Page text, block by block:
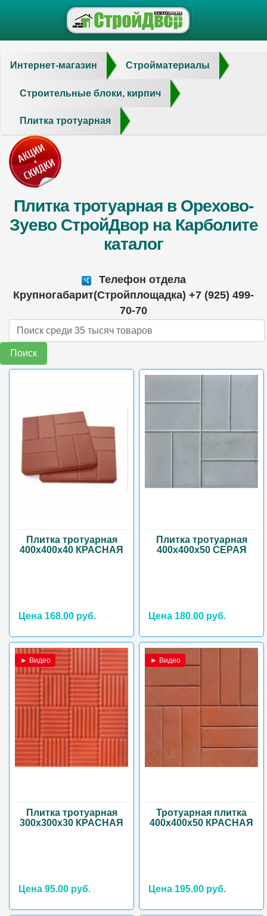
Интернет-магазин Стройматериалы
Строительные блоки, кирпич
Плитка тротуарная
Плитка тротуарная в Орехово-
Зуево СтройДвор на Карболите
каталог
Телефон отдела
Крупногабарит(Стройплощадка) +7 (925) 499-
70-70
Поиск
Плитка тротуарная
400х400х40 КРАСНАЯ
Цена 168.00 руб.
Плитка тротуарная
400х400х50 СЕРАЯ
Цена 180.00 руб.
► Видео
Плитка тротуарная
300х300х30 КРАСНАЯ
Цена 95.00 руб.
► Видео
Тротуарная плитка
400х400х50 КРАСНАЯ
Цена 195.00 руб.